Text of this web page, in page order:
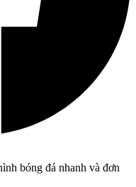
bóng đá nhanh và đơn